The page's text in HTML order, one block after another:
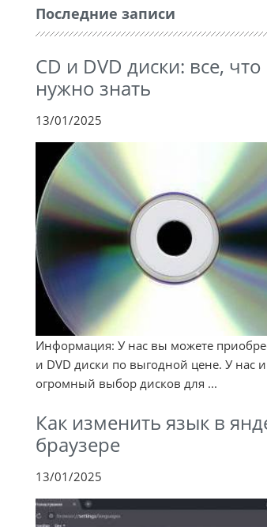
Последние записи
CD и DVD диски: все,
нужно знать
13/01/2025
Информация: У нас вы можете
и DVD диски по выгодной цене. У нас
огромный выбор дисков для ...
Как изменить язык в
браузере
13/01/2025